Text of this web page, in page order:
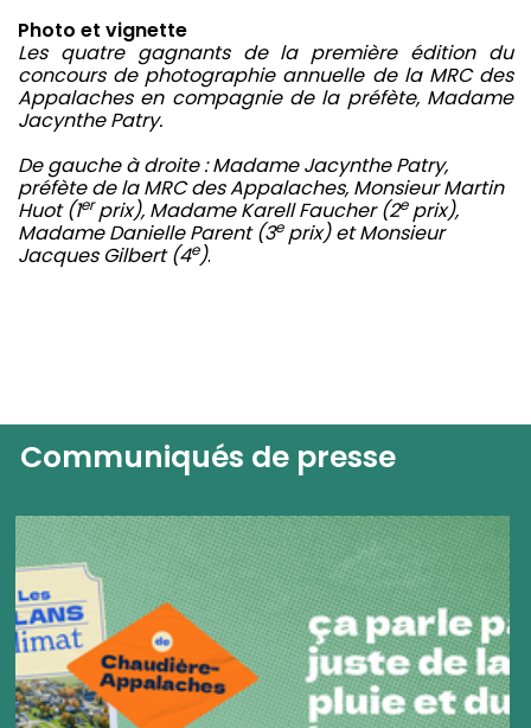
Photo et vignette
Les quatre gagnants de la première édition du
concours de photographie annuelle de la MRC des
Appalaches en compagnie de la préfète, Madame
Jacynthe Patry.
De gauche à droite : Madame Jacynthe Patry,
préfète de la MRC des Appalaches, Monsieur Martin
Huot (1erprix), Madame Karell Faucher (2eprix),
Madame Danielle Parent (3eprix) et Monsieur
Jacques Gilbert (4e).
Communiqués de presse